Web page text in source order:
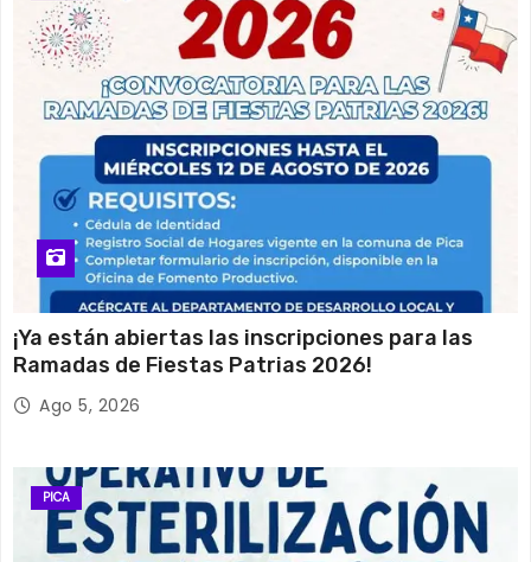
¡Ya están abiertas las inscripciones para las
Ramadas de Fiestas Patrias 2026!
Ago 5, 2026
PICA